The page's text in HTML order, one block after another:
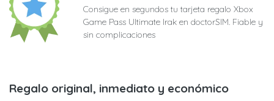
Consigue en segundos tu tarjeta regalo Xbox
Game Pass Ultimate Irak en doctorSIM. Fiable y
sin complicaciones
Regalo original, inmediato y económico